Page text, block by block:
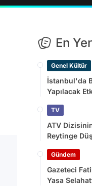
En
Genel Kültür
İstanbul'da
Yapılacak
TV
ATV
Reytinge
Gündem
Gazeteci
Yasa